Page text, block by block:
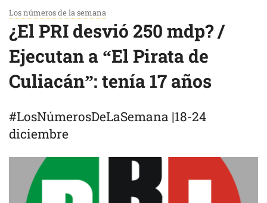
Los números de la semana
¿El PRI desvió 250 mdp? /
Ejecutan a “El Pirata de
Culiacán”: tenía 17 años
#LosNúmerosDeLaSemana |18-24
diciembre